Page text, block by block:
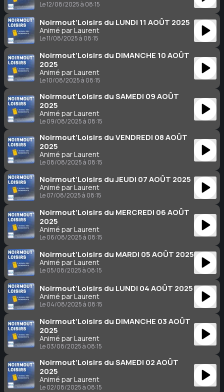
Le 12/08/2025 à 08:15
Noirmout’Loisirs du LUNDI 11 AOÛT 2025
Animé par Laurent
Le 11/08/2025 à 08:15
Noirmout’Loisirs du DIMANCHE 10 AOÛT
2025
Animé par Laurent
Le 10/08/2025 à 08:15
Noirmout’Loisirs du SAMEDI 09 AOÛT
2025
Animé par Laurent
Le 09/08/2025 à 08:15
Noirmout’Loisirs du VENDREDI 08 AOÛT
2025
Animé par Laurent
Le 08/08/2025 à 08:15
Noirmout’Loisirs du JEUDI 07 AOÛT 2025
Animé par Laurent
Le 07/08/2025 à 08:15
Noirmout’Loisirs du MERCREDI 06 AOÛT
2025
Animé par Laurent
Le 06/08/2025 à 08:15
Noirmout’Loisirs du MARDI 05 AOÛT 2025
Animé par Laurent
Le 05/08/2025 à 08:15
Noirmout’Loisirs du LUNDI 04 AOÛT 2025
Animé par Laurent
Le 04/08/2025 à 08:15
Noirmout’Loisirs du DIMANCHE 03 AOÛT
2025
Animé par Laurent
Le 03/08/2025 à 08:15
Noirmout’Loisirs du SAMEDI 02 AOÛT
2025
Animé par Laurent
Le 02/08/2025 à 08:15